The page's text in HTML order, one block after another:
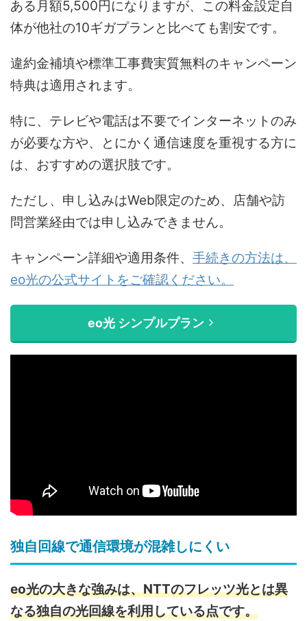
ある月額5,500円になりますが、この料金設定自
体が他社の10ギガプランと比べても割安です。
違約金補填や標準工事費実質無料のキャンペーン
特典は適用されます。
特に、テレビや電話は不要でインターネットのみ
が必要な方や、とにかく通信速度を重視する方に
は、おすすめの選択肢です。
ただし、申し込みはWeb限定のため、店舗や訪
問営業経由では申し込みできません。
キャンペーン詳細や適用条件、 手続きの方法は、
eo光の公式サイトをご確認ください。
eo光 シンプルプラン
独自回線で通信環境が混雑しにくい
eo光の大きな強みは、NTTのフレッツ光とは異
なる独自の光回線を利用している点です。